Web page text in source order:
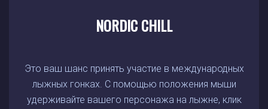
NORDIC CHILL
Это ваш шанс принять участие в международных
лыжных гонках. С помощью положения мыши
удерживайте вашего персонажа на лыжне, клик